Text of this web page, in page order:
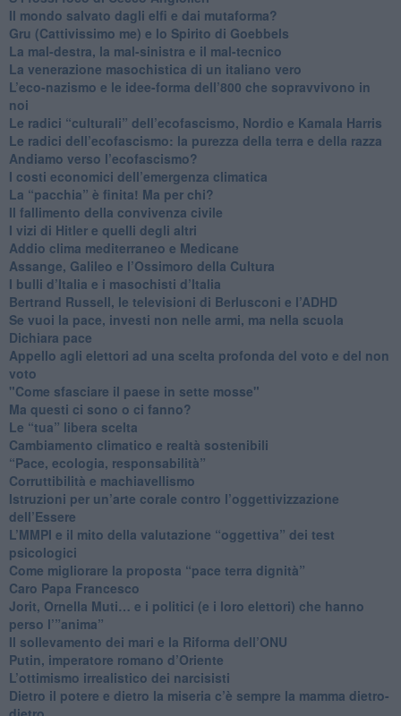
​Il mondo salvato dagli elfi e dai mutaforma?
Gru (Cattivissimo me) e lo Spirito di Goebbels
​La mal-destra, la mal-sinistra e il mal-tecnico
​La venerazione masochistica di un italiano vero
​L’eco-nazismo e le idee-forma dell’800 che sopravvivono in
noi
​Le radici “culturali” dell’ecofascismo, Nordio e Kamala Harris
Le radici dell’ecofascismo: la purezza della terra e della razza
Andiamo verso l’ecofascismo?
I costi economici dell’emergenza climatica
​La “pacchia” è finita! Ma per chi?
​Il fallimento della convivenza civile
​I vizi di Hitler e quelli degli altri
Addio clima mediterraneo e Medicane
​Assange, Galileo e l’Ossimoro della Cultura
​I bulli d’Italia e i masochisti d’Italia
​Bertrand Russell, le televisioni di Berlusconi e l’ADHD
​Se vuoi la pace, investi non nelle armi, ma nella scuola
​Dichiara pace
​Appello agli elettori ad una scelta profonda del voto e del non
voto
"Come sfasciare il paese in sette mosse"
​Ma questi ci sono o ci fanno?
​Le “tua” libera scelta
Cambiamento climatico e realtà sostenibili
“Pace, ecologia, responsabilità”
​Corruttibilità e machiavellismo
Istruzioni per un’arte corale contro l’oggettivizzazione
dell’Essere
​L’MMPI e il mito della valutazione “oggettiva” dei test
psicologici
Come migliorare la proposta “pace terra dignità”
Caro Papa Francesco
​Jorit, Ornella Muti… e i politici (e i loro elettori) che hanno
perso l’”anima”
​Il sollevamento dei mari e la Riforma dell’ONU
Putin, imperatore romano d’Oriente
​L’ottimismo irrealistico dei narcisisti
​Dietro il potere e dietro la miseria c’è sempre la mamma dietro-